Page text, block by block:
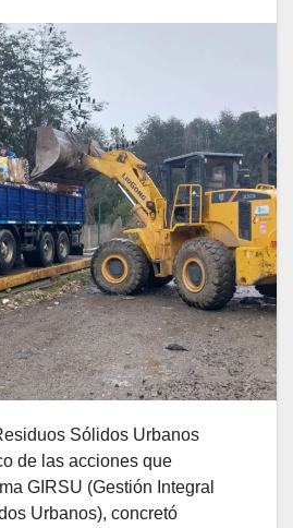
Sólidos Urbanos
de las acciones que
GIRSU (Gestión Integral
Urbanos), concretó